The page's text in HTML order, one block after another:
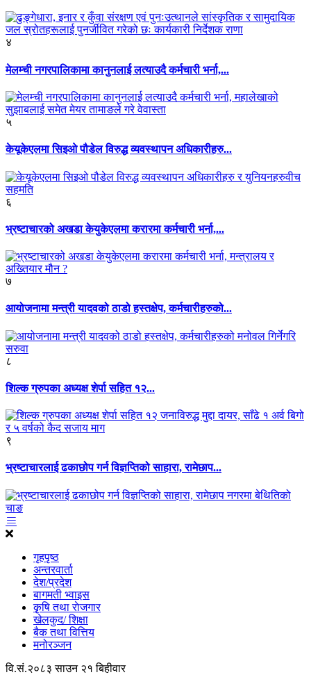
४
मेलम्ची नगरपालिकामा कानुनलाई लत्याउदै कर्मचारी भर्ना,...
५
केयूकेएलमा सिइओ पौडेल विरुद्ध व्यवस्थापन अधिकारीहरु...
६
भ्रष्टाचारको अखडा केयुकेएलमा करारमा कर्मचारी भर्ना,...
७
आयोजनामा मन्त्री यादवको ठाडो हस्तक्षेप, कर्मचारीहरुको...
८
शिल्क ग्रुपका अध्यक्ष शेर्पा सहित १२...
९
भ्रष्टाचारलाई ढकाछोप गर्न विज्ञप्तिको साहारा, रामेछाप...
गृहपृष्ठ
अन्तरवार्ता
देश/प्रदेश
बागमती भ्वाइस
कृृषि तथा राेजगार
खेलकुद/ शिक्षा
बैक तथा वित्तिय
मनोरञ्जन
वि.सं.२०८३ साउन २१ बिहीवार